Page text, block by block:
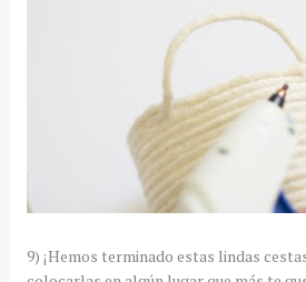
9) ¡Hemos terminado estas lindas